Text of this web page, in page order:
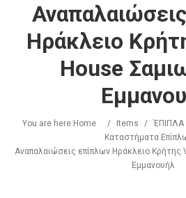
Search
Ηράκλειο
House
You are here: Home / Items / ΈΠΙΠΛΑ
Καταστήματα
Αναπαλαιώσεις επίπλων Ηράκλειο
Εμμανουήλ